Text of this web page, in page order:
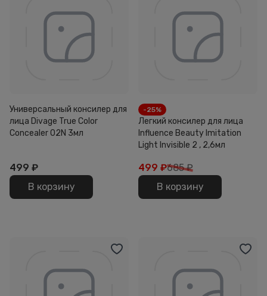
Универсальный консилер для
лица Divage True Color
Concealer 02N 3мл
499 ₽
В корзину
-25%
Легкий консилер для лица
Influence Beauty Imitation
Light Invisible 2 , 2,6мл
499 ₽685 ₽
В корзину